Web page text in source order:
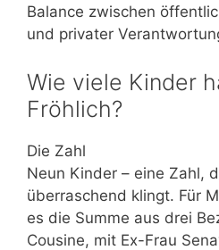
Balance zwischen
und privater
Wie viele Kinder
Fröhlich?
Die Zahl
Neun Kinder – eine Zahl,
überraschend klingt. Für
es die Summe aus drei
Cousine, mit Ex-Frau